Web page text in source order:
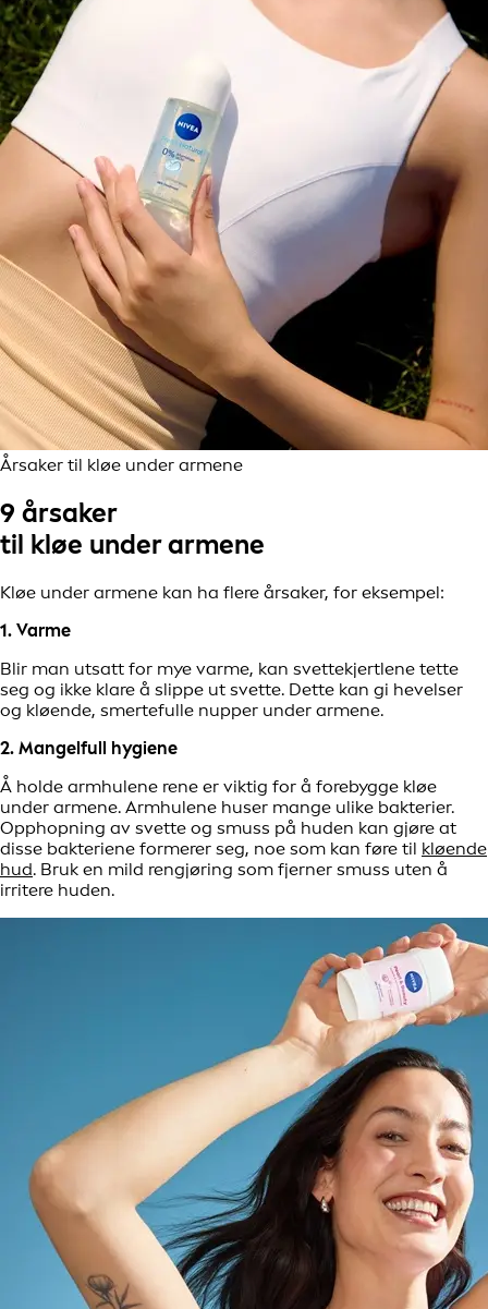
Årsaker til kløe under armene
9 årsaker
til kløe under armene
Kløe under armene kan ha flere årsaker, for eksempel:
1. Varme
Blir man utsatt for mye varme, kan svettekjertlene tette
seg og ikke klare å slippe ut svette. Dette kan gi hevelser
og kløende, smertefulle nupper under armene.
2. Mangelfull hygiene
Å holde armhulene rene er viktig for å forebygge kløe
under armene. Armhulene huser mange ulike bakterier.
Opphopning av svette og smuss på huden kan gjøre at
disse bakteriene formerer seg, noe som kan føre til kløende
hud. Bruk en mild rengjøring som fjerner smuss uten å
irritere huden.